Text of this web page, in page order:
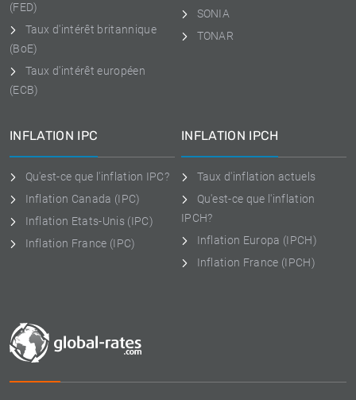
(FED)
Taux d'intérêt britannique
(BoE)
Taux d'intérêt européen
(ECB)
SONIA
TONAR
INFLATION IPC
Qu'est-ce que l'inflation IPC?
Inflation Canada (IPC)
Inflation Etats-Unis (IPC)
Inflation France (IPC)
INFLATION IPCH
Taux d'inflation actuels
Qu'est-ce que l'inflation
IPCH?
Inflation Europa (IPCH)
Inflation France (IPCH)